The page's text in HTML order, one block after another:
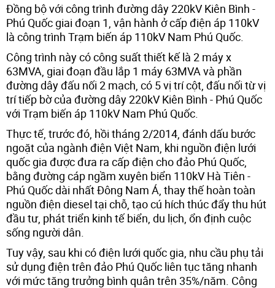
Đồng bộ với công trình đường dây 220kV Kiên Bình -
Phú Quốc giai đoạn 1, vận hành ở cấp điện áp 110kV
là công trình Trạm biến áp 110kV Nam Phú Quốc.
Công trình này có công suất thiết kế là 2 máy x
63MVA, giai đoạn đầu lắp 1 máy 63MVA và phần
đường dây đấu nối 2 mạch, có 5 vị trí cột, đấu nối từ vị
trí tiếp bờ của đường dây 220kV Kiên Bình - Phú Quốc
với Trạm biến áp 110kV Nam Phú Quốc.
Thực tế, trước đó, hồi tháng 2/2014, đánh dấu bước
ngoặt của ngành điện Việt Nam, khi nguồn điện lưới
quốc gia được đưa ra cấp điện cho đảo Phú Quốc,
bằng đường cáp ngầm xuyên biển 110kV Hà Tiên -
Phú Quốc dài nhất Đông Nam Á, thay thế hoàn toàn
nguồn điện diesel tại chỗ, tạo cú hích thúc đẩy thu hút
đầu tư, phát triển kinh tế biển, du lịch, ổn định cuộc
sống người dân.
Tuy vậy, sau khi có điện lưới quốc gia, nhu cầu phụ tải
sử dụng điện trên đảo Phú Quốc liên tục tăng nhanh
với mức tăng trưởng bình quân trên 35%/năm. Công